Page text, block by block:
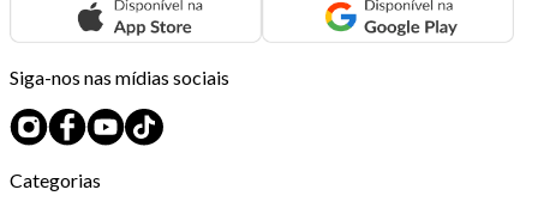
Siga-nos nas mídias sociais
Categorias